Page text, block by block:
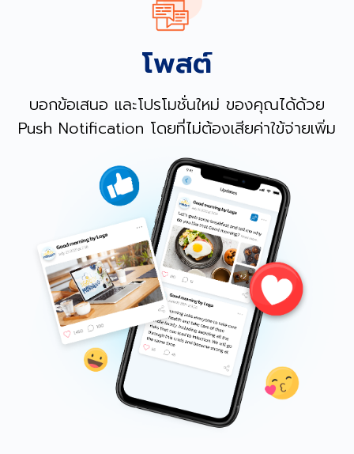
โพสต์
บอกข้อเสนอ และโปรโมชั่นใหม่ ของคุณได้ด้วย
Push Notification โดยที่ไม่ต้องเสียค่าใข้จ่ายเพิ่ม